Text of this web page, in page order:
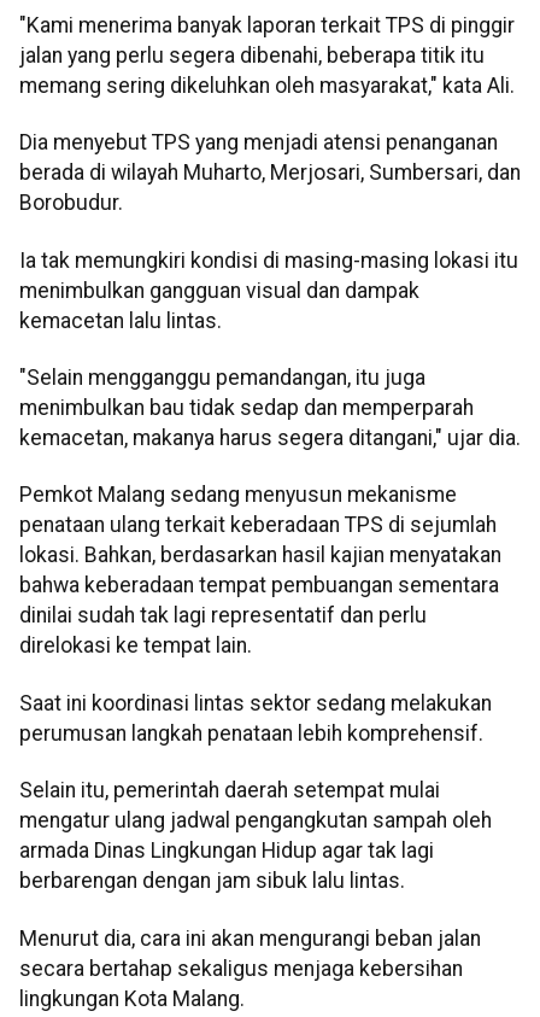
"Kami menerima banyak laporan terkait TPS di pinggir
jalan yang perlu segera dibenahi, beberapa titik itu
memang sering dikeluhkan oleh masyarakat," kata Ali.
Dia menyebut TPS yang menjadi atensi penanganan
berada di wilayah Muharto, Merjosari, Sumbersari, dan
Borobudur.
Ia tak memungkiri kondisi di masing-masing lokasi itu
menimbulkan gangguan visual dan dampak
kemacetan lalu lintas.
"Selain mengganggu pemandangan, itu juga
menimbulkan bau tidak sedap dan memperparah
kemacetan, makanya harus segera ditangani," ujar dia.
Pemkot Malang sedang menyusun mekanisme
penataan ulang terkait keberadaan TPS di sejumlah
lokasi. Bahkan, berdasarkan hasil kajian menyatakan
bahwa keberadaan tempat pembuangan sementara
dinilai sudah tak lagi representatif dan perlu
direlokasi ke tempat lain.
Saat ini koordinasi lintas sektor sedang melakukan
perumusan langkah penataan lebih komprehensif.
Selain itu, pemerintah daerah setempat mulai
mengatur ulang jadwal pengangkutan sampah oleh
armada Dinas Lingkungan Hidup agar tak lagi
berbarengan dengan jam sibuk lalu lintas.
Menurut dia, cara ini akan mengurangi beban jalan
secara bertahap sekaligus menjaga kebersihan
lingkungan Kota Malang.